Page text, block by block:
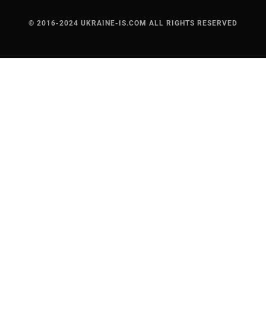
© 2016-2024 UKRAINE-IS.COM ALL RIGHTS RESERVED